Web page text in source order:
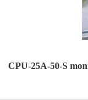
CPU-25A-50-S